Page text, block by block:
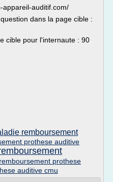
appareil-auditif.com/
dans la page cible :
cible pour l'internaute : 90
remboursement
prothese auditive
prothese
auditive cmu